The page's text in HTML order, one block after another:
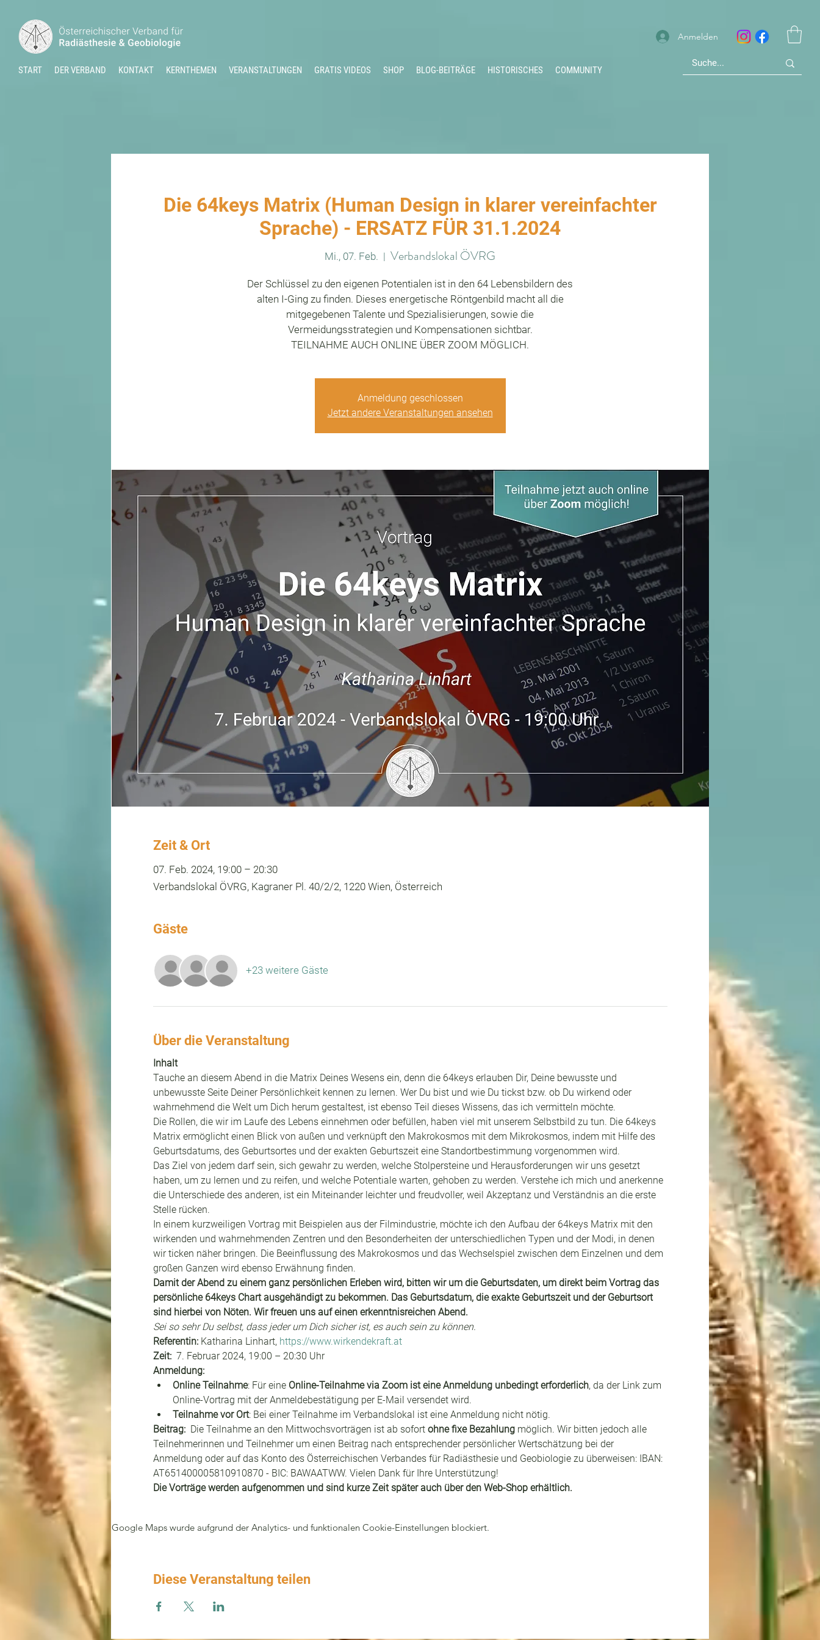
START DER VERBAND KONTAKT KERNTHEMEN VERANSTALTUNGEN GRATIS VIDEOS SHOP BLOG-BEITRÄGE HISTORISCHES COMMUNITY
Anmelden
Die 64keys Matrix (Human Design in klarer vereinfachter
Sprache) - ERSATZ FÜR 31.1.2024
Mi., 07. Feb.
  |
Verbandslokal ÖVRG
Der Schlüssel zu den eigenen Potentialen ist in den 64 Lebensbildern des
alten I-Ging zu finden. Dieses energetische Röntgenbild macht all die
mitgegebenen Talente und Spezialisierungen, sowie die
Vermeidungsstrategien und Kompensationen sichtbar.
TEILNAHME AUCH ONLINE ÜBER ZOOM MÖGLICH.
Anmeldung geschlossen
Jetzt andere Veranstaltungen ansehen
Zeit & Ort
07. Feb. 2024, 19:00 – 20:30
Verbandslokal ÖVRG, Kagraner Pl. 40/2/2, 1220 Wien, Österreich
Gäste
+23 weitere Gäste
Über die Veranstaltung
Inhalt
Tauche an diesem Abend in die Matrix Deines Wesens ein, denn die 64keys erlauben Dir, Deine bewusste und
unbewusste Seite Deiner Persönlichkeit kennen zu lernen. Wer Du bist und wie Du tickst bzw. ob Du wirkend oder
wahrnehmend die Welt um Dich herum gestaltest, ist ebenso Teil dieses Wissens, das ich vermitteln möchte.
Die Rollen, die wir im Laufe des Lebens einnehmen oder befüllen, haben viel mit unserem Selbstbild zu tun. Die 64keys
Matrix ermöglicht einen Blick von außen und verknüpft den Makrokosmos mit dem Mikrokosmos, indem mit Hilfe des
Geburtsdatums, des Geburtsortes und der exakten Geburtszeit eine Standortbestimmung vorgenommen wird.
Das Ziel von jedem darf sein, sich gewahr zu werden, welche Stolpersteine und Herausforderungen wir uns gesetzt
haben, um zu lernen und zu reifen, und welche Potentiale warten, gehoben zu werden. Verstehe ich mich und anerkenne
die Unterschiede des anderen, ist ein Miteinander leichter und freudvoller, weil Akzeptanz und Verständnis an die erste
Stelle rücken.
In einem kurzweiligen Vortrag mit Beispielen aus der Filmindustrie, möchte ich den Aufbau der 64keys Matrix mit den
wirkenden und wahrnehmenden Zentren und den Besonderheiten der unterschiedlichen Typen und der Modi, in denen
wir ticken näher bringen. Die Beeinflussung des Makrokosmos und das Wechselspiel zwischen dem Einzelnen und dem
großen Ganzen wird ebenso Erwähnung finden.
Damit der Abend zu einem ganz persönlichen Erleben wird, bitten wir um die Geburtsdaten, um direkt beim Vortrag das
persönliche 64keys Chart ausgehändigt zu bekommen. Das Geburtsdatum, die exakte Geburtszeit und der Geburtsort
sind hierbei von Nöten. Wir freuen uns auf einen erkenntnisreichen Abend.
Sei so sehr Du selbst, dass jeder um Dich sicher ist, es auch sein zu können.
Referentin: Katharina Linhart, https://www.wirkendekraft.at
Zeit: 7. Februar 2024, 19:00 – 20:30 Uhr
Anmeldung:
Online Teilnahme: Für eine Online-Teilnahme via Zoom ist eine Anmeldung unbedingt erforderlich, da der Link zum
Online-Vortrag mit der Anmeldebestätigung per E-Mail versendet wird.
Teilnahme vor Ort: Bei einer Teilnahme im Verbandslokal ist eine Anmeldung nicht nötig.
Beitrag: Die Teilnahme an den Mittwochsvorträgen ist ab sofort ohne fixe Bezahlung möglich. Wir bitten jedoch alle
Teilnehmerinnen und Teilnehmer um einen Beitrag nach entsprechender persönlicher Wertschätzung bei der
Anmeldung oder auf das Konto des Österreichischen Verbandes für Radiästhesie und Geobiologie zu überweisen: IBAN:
AT651400005810910870 - BIC: BAWAATWW. Vielen Dank für Ihre Unterstützung!
Die Vorträge werden aufgenommen und sind kurze Zeit später auch über den Web-Shop erhältlich.
Google Maps wurde aufgrund der Analytics- und funktionalen Cookie-Einstellungen blockiert.
Diese Veranstaltung teilen